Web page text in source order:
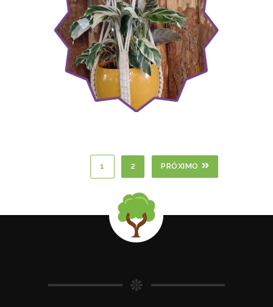
1 2 PRÓXIMO